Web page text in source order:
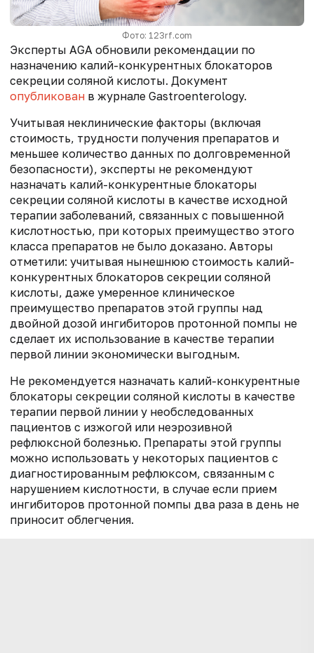
Фото: 123rf.com
Эксперты AGA обновили рекомендации по
назначению калий-конкурентных блокаторов
секреции соляной кислоты. Документ
опубликован в журнале Gastroenterology.
Учитывая неклинические факторы (включая
стоимость, трудности получения препаратов и
меньшее количество данных по долговременной
безопасности), эксперты не рекомендуют
назначать калий-конкурентные блокаторы
секреции соляной кислоты в качестве исходной
терапии заболеваний, связанных с повышенной
кислотностью, при которых преимущество этого
класса препаратов не было доказано. Авторы
отметили: учитывая нынешнюю стоимость калий-
конкурентных блокаторов секреции соляной
кислоты, даже умеренное клиническое
преимущество препаратов этой группы над
двойной дозой ингибиторов протонной помпы не
сделает их использование в качестве терапии
первой линии экономически выгодным.
Не рекомендуется назначать калий-конкурентные
блокаторы секреции соляной кислоты в качестве
терапии первой линии у необследованных
пациентов с изжогой или неэрозивной
рефлюксной болезнью. Препараты этой группы
можно использовать у некоторых пациентов с
диагностированным рефлюксом, связанным с
нарушением кислотности, в случае если прием
ингибиторов протонной помпы два раза в день не
приносит облегчения.